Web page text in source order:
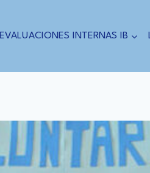
EVALUACIONES INTERNAS IB